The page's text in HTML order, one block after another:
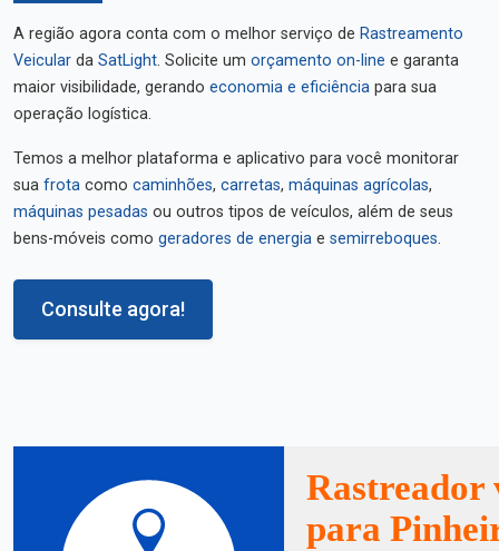
A região agora conta com o melhor serviço de Rastreamento
Veicular da SatLight. Solicite um orçamento on-line e garanta
maior visibilidade, gerando economia e eficiência para sua
operação logística.
Temos a melhor plataforma e aplicativo para você monitorar
sua frota como caminhões, carretas, máquinas agrícolas,
máquinas pesadas ou outros tipos de veículos, além de seus
bens-móveis como geradores de energia e semirreboques.
Consulte agora!
Rastreador
para